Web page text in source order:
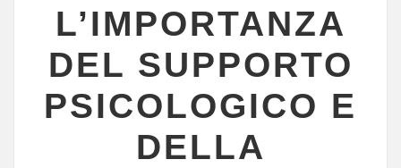
L’IMPORTANZA
DEL SUPPORTO
PSICOLOGICO E
DELLA